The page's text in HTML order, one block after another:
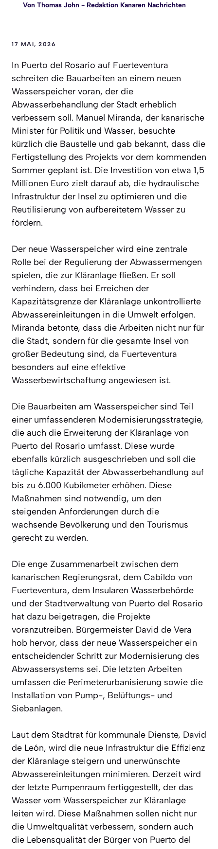
Von Thomas John- Redaktion Kanaren Nachrichten
17 MAI, 2026
In Puerto del Rosario auf Fuerteventura
schreiten die Bauarbeiten an einem neuen
Wasserspeicher voran, der die
Abwasserbehandlung der Stadt erheblich
verbessern soll. Manuel Miranda, der kanarische
Minister für Politik und Wasser, besuchte
kürzlich die Baustelle und gab bekannt, dass die
Fertigstellung des Projekts vor dem kommenden
Sommer geplant ist. Die Investition von etwa 1,5
Millionen Euro zielt darauf ab, die hydraulische
Infrastruktur der Insel zu optimieren und die
Reutilisierung von aufbereitetem Wasser zu
fördern.
Der neue Wasserspeicher wird eine zentrale
Rolle bei der Regulierung der Abwassermengen
spielen, die zur Kläranlage fließen. Er soll
verhindern, dass bei Erreichen der
Kapazitätsgrenze der Kläranlage unkontrollierte
Abwassereinleitungen in die Umwelt erfolgen.
Miranda betonte, dass die Arbeiten nicht nur für
die Stadt, sondern für die gesamte Insel von
großer Bedeutung sind, da Fuerteventura
besonders auf eine effektive
Wasserbewirtschaftung angewiesen ist.
Die Bauarbeiten am Wasserspeicher sind Teil
einer umfassenderen Modernisierungsstrategie,
die auch die Erweiterung der Kläranlage von
Puerto del Rosario umfasst. Diese wurde
ebenfalls kürzlich ausgeschrieben und soll die
tägliche Kapazität der Abwasserbehandlung auf
bis zu 6.000 Kubikmeter erhöhen. Diese
Maßnahmen sind notwendig, um den
steigenden Anforderungen durch die
wachsende Bevölkerung und den Tourismus
gerecht zu werden.
Die enge Zusammenarbeit zwischen dem
kanarischen Regierungsrat, dem Cabildo von
Fuerteventura, dem Insularen Wasserbehörde
und der Stadtverwaltung von Puerto del Rosario
hat dazu beigetragen, die Projekte
voranzutreiben. Bürgermeister David de Vera
hob hervor, dass der neue Wasserspeicher ein
entscheidender Schritt zur Modernisierung des
Abwassersystems sei. Die letzten Arbeiten
umfassen die Perimeterurbanisierung sowie die
Installation von Pump-, Belüftungs- und
Siebanlagen.
Laut dem Stadtrat für kommunale Dienste, David
de León, wird die neue Infrastruktur die Effizienz
der Kläranlage steigern und unerwünschte
Abwassereinleitungen minimieren. Derzeit wird
der letzte Pumpenraum fertiggestellt, der das
Wasser vom Wasserspeicher zur Kläranlage
leiten wird. Diese Maßnahmen sollen nicht nur
die Umweltqualität verbessern, sondern auch
die Lebensqualität der Bürger von Puerto del